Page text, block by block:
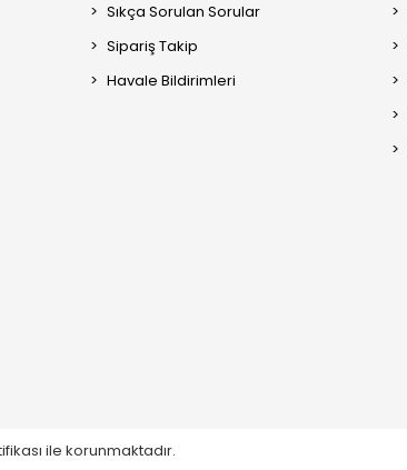
Sıkça Sorulan Sorular
Sipariş Takip
Havale Bildirimleri
ile korunmaktadır.